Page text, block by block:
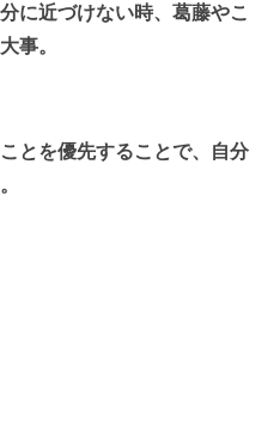
に近づけない時、葛藤やこ
事。
とを優先することで、自分